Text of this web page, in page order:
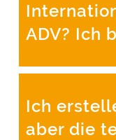
ADV? Ich
Ich
aber die